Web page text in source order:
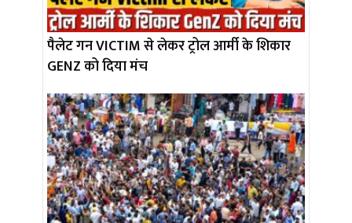
पैलेट गन VICTIM से लेकर ट्रोल आर्मी के शिकार
GENZ को दिया मंच